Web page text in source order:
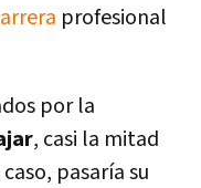
profesional
por la
, casi la mitad
pasarí­a su